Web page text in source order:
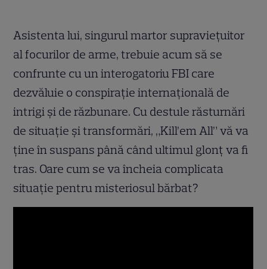
Asistenta lui, singurul martor supravieţuitor
al focurilor de arme, trebuie acum să se
confrunte cu un interogatoriu FBI care
dezvăluie o conspiraţie internaţională de
intrigi şi de răzbunare. Cu destule răsturnări
de situaţie şi transformări, „Kill’em All” vă va
ţine în suspans până când ultimul glonţ va fi
tras. Oare cum se va încheia complicata
situaţie pentru misteriosul bărbat?